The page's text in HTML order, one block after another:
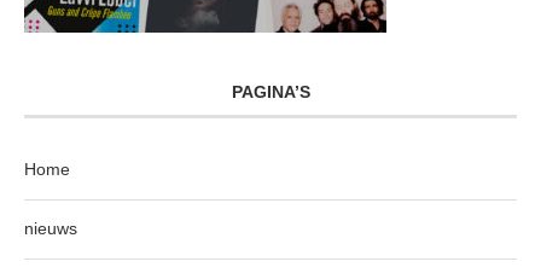
PAGINA’S
Home
nieuws